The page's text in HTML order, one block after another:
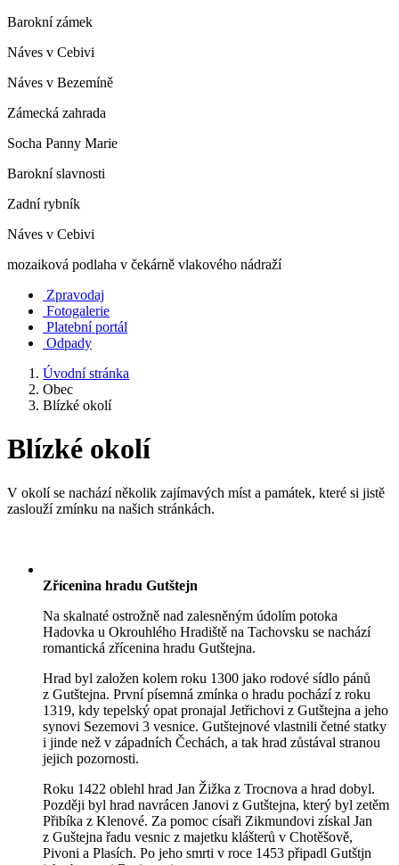
Barokní zámek
Náves v Cebivi
Náves v Bezemíně
Zámecká zahrada
Socha Panny Marie
Barokní slavnosti
Zadní rybník
Náves v Cebivi
mozaiková podlaha v čekárně vlakového nádraží
Zpravodaj
Fotogalerie
Platební portál
Odpady
Úvodní stránka
Obec
Blízké okolí
Blízké okolí
V okolí se nachází několik zajímavých míst a památek, které si jistě
zaslouží zmínku na našich stránkách.
Zřícenina hradu Gutštejn
Na skalnaté ostrožně nad zalesněným údolím potoka
Hadovka u Okrouhlého Hradiště na Tachovsku se nachází
romantická zřícenina hradu Gutštejna.
Hrad byl založen kolem roku 1300 jako rodové sídlo pánů
z Gutštejna. První písemná zmínka o hradu pochází z roku
1319, kdy tepelský opat pronajal Jetřichovi z Gutštejna a jeho
synovi Sezemovi 3 vesnice. Gutštejnové vlastnili četné statky
i jinde než v západních Čechách, a tak hrad zůstával stranou
jejich pozornosti.
Roku 1422 oblehl hrad Jan Žižka z Trocnova a hrad dobyl.
Později byl hrad navrácen Janovi z Gutštejna, který byl zetěm
Přibíka z Klenové. Za pomoc císaři Zikmundovi získal Jan
z Guštejna řadu vesnic z majetku klášterů v Chotěšově,
Pivoni a Plasích. Po jeho smrti v roce 1453 připadl Gutštjn